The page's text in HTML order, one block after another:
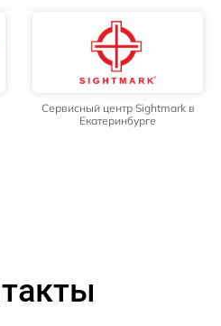
Сервисный центр Sightmark в
Екатеринбурге